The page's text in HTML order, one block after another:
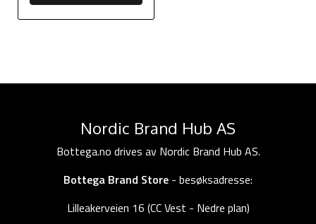
Nordic Brand Hub AS
Bottega.no drives av Nordic Brand Hub AS.
Bottega Brand Store - besøksadresse:
Lilleakerveien 16 (CC Vest - Nedre plan)